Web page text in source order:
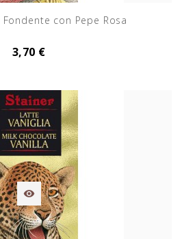
con Pepe Rosa
3,70 €
